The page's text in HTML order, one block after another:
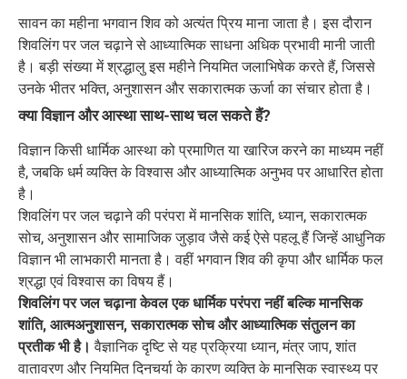
सावन का महीना भगवान शिव को अत्यंत प्रिय माना जाता है। इस दौरान
शिवलिंग पर जल चढ़ाने से आध्यात्मिक साधना अधिक प्रभावी मानी जाती
है। बड़ी संख्या में श्रद्धालु इस महीने नियमित जलाभिषेक करते हैं, जिससे
उनके भीतर भक्ति, अनुशासन और सकारात्मक ऊर्जा का संचार होता है।
क्या विज्ञान और आस्था साथ-साथ चल सकते हैं?
विज्ञान किसी धार्मिक आस्था को प्रमाणित या खारिज करने का माध्यम नहीं
है, जबकि धर्म व्यक्ति के विश्वास और आध्यात्मिक अनुभव पर आधारित होता
है।
शिवलिंग पर जल चढ़ाने की परंपरा में मानसिक शांति, ध्यान, सकारात्मक
सोच, अनुशासन और सामाजिक जुड़ाव जैसे कई ऐसे पहलू हैं जिन्हें आधुनिक
विज्ञान भी लाभकारी मानता है। वहीं भगवान शिव की कृपा और धार्मिक फल
श्रद्धा एवं विश्वास का विषय हैं।
शिवलिंग पर जल चढ़ाना केवल एक धार्मिक परंपरा नहीं बल्कि मानसिक
शांति, आत्मअनुशासन, सकारात्मक सोच और आध्यात्मिक संतुलन का
प्रतीक भी है। वैज्ञानिक दृष्टि से यह प्रक्रिया ध्यान, मंत्र जाप, शांत
वातावरण और नियमित दिनचर्या के कारण व्यक्ति के मानसिक स्वास्थ्य पर